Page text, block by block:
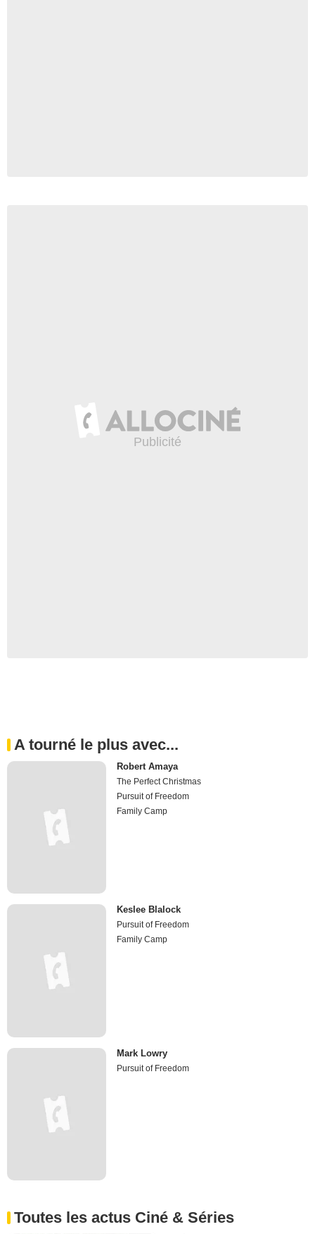
A tourné le plus avec...
Robert Amaya
The Perfect Christmas
Pursuit of Freedom
Family Camp
Keslee Blalock
Pursuit of Freedom
Family Camp
Mark Lowry
Pursuit of Freedom
Toutes les actus Ciné & Séries